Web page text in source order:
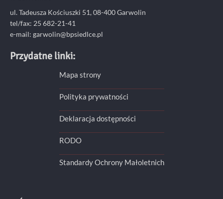
ul. Tadeusza Kościuszki 51, 08-400 Garwolin
tel/fax: 25 682-21-41
e-mail: garwolin@bpsiedlce.pl
Przydatne linki:
Mapa strony
Polityka prywatności
Deklaracja dostępności
RODO
Standardy Ochrony Małoletnich